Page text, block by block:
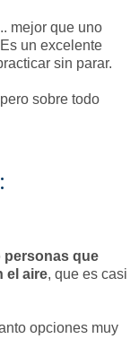
mejor que uno
un excelente
sin parar.
sobre todo
personas que
el aire, que es casi
opciones muy